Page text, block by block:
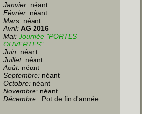
Janvier: néant
Février: néant
Mars: néant
Avril:AG 2016
Mai: Journée "PORTES
OUVERTES"
Juin: néant
Juillet: néant
Août: néant
Septembre: néant
Octobre: néant
Novembre: néant
Décembre: Pot de fin d'année